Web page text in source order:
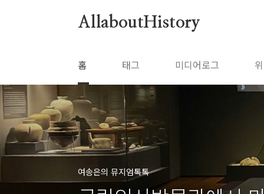
AllaboutHistory
홈 태그 미디어로그
여송은의 뮤지엄톡톡